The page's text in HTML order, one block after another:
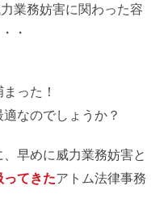
業務妨害に関わった容
・
った！
なのでしょうか？
、早めに威力業務妨害と
ってきたアトム法律事務